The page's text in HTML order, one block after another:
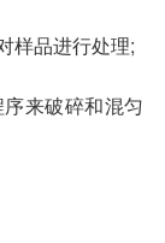
品进行处理;
来破碎和混匀